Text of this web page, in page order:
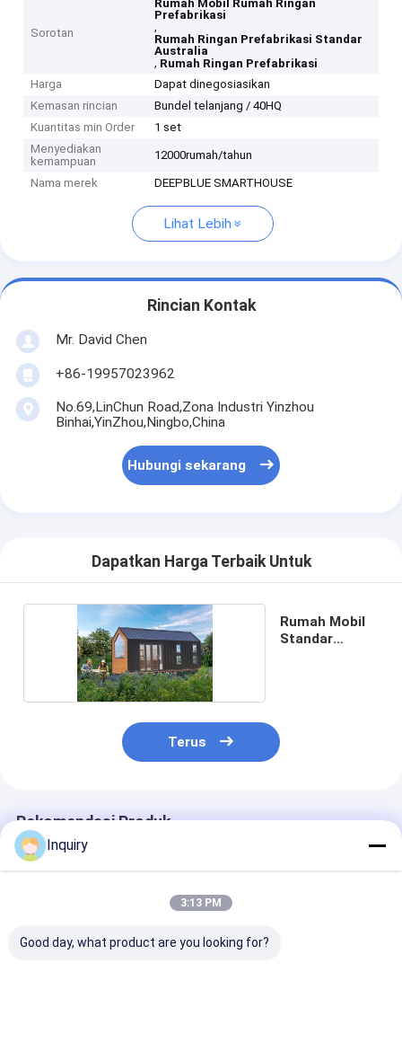
Sorotan
Rumah Mobil Rumah Ringan
Prefabrikasi
,
Rumah Ringan Prefabrikasi Standar
Australia
, Rumah Ringan Prefabrikasi
Harga
Dapat dinegosiasikan
Kemasan rincian
Bundel telanjang / 40HQ
Kuantitas min Order
1 set
Menyediakan
kemampuan
12000rumah/tahun
Nama merek DEEPBLUE SMARTHOUSE
Lihat Lebih
Rincian Kontak
Mr. David Chen
+86-19957023962
No.69,LinChun Road,Zona Industri Yinzhou
Binhai,YinZhou,Ningbo,China
Hubungi sekarang
Dapatkan Harga Terbaik Untuk
Rumah Mobil
Standar
Terus
Rekomendasi Produk
Inquiry
3:13 PM
Good day, what product are you looking for?